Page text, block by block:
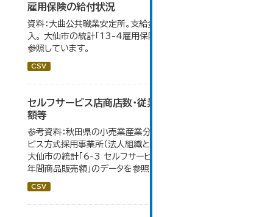
雇用保険の給付状況
資料：大曲公共職業安定所。支給金額の千円未満は四捨五
入。 大仙市の統計「13-4雇用保険の給付状況」のデータを
参照しています。
CSV
セルフサービス店商店数・従業者数・年間商品販売
額等
参考資料：秋田県の小売業産業分類小分類別、セルフサー
ビス方式採用事業所（法人組織と個人経営事業所の合計）。
大仙市の統計「6-3 セルフサービス店 商店数・従業者数・
年間商品販売額」のデータを参照しています。
CSV